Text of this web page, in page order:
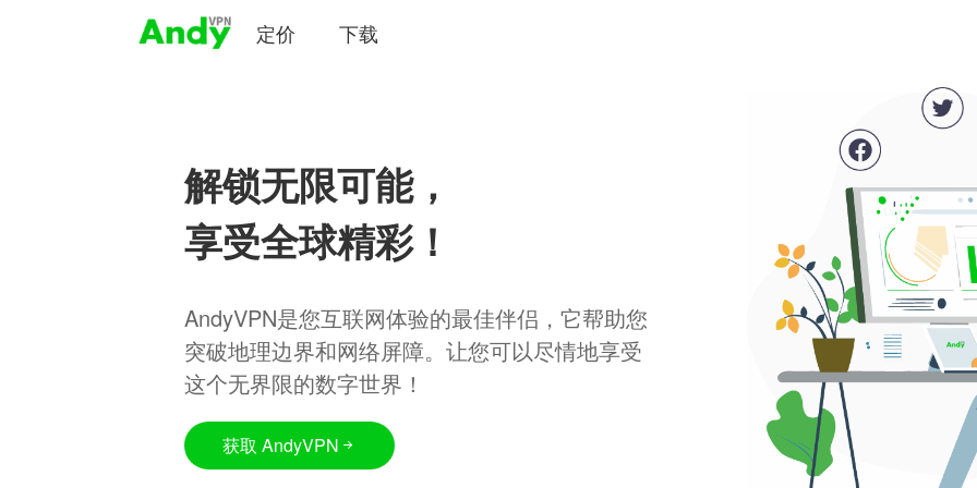
定价 下载
解锁无限可能，
享受全球精彩！
AndyVPN是您互联网体验的最佳伴侣，它帮助您
突破地理边界和网络屏障。让您可以尽情地享受
这个无界限的数字世界！
获取 AndyVPN